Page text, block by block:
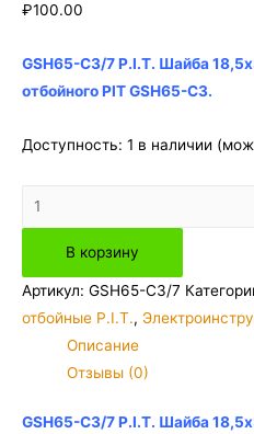
₽100.00
GSH65-C3/7 P.I.T. Шайба
отбойного PIT GSH65-C3.
Доступность: 1 в наличии
Количество
товара
GSH65-
C3/7
молотка
В корзину
Артикул: GSH65-C3/7
отбойные P.I.T.,
Описание
Отзывы (0)
GSH65-C3/7 P.I.T. Шайба